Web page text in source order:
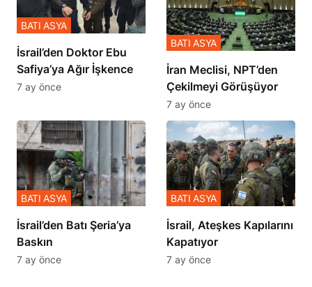
İsrail’den Doktor Ebu
Safiya’ya Ağır İşkence
BATI ASYA
7 ay önce
İran Meclisi, NPT’den
Çekilmeyi Görüşüyor
BATI ASYA
7 ay önce
​​​​​​​İsrail’den Batı Şeria’ya
Baskın
BATI ASYA
7 ay önce
İsrail, Ateşkes Kapılarını
Kapatıyor
BATI ASYA
7 ay önce